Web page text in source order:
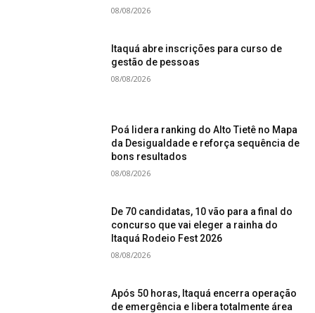
08/08/2026
Itaquá abre inscrições para curso de
gestão de pessoas
08/08/2026
Poá lidera ranking do Alto Tietê no Mapa
da Desigualdade e reforça sequência de
bons resultados
08/08/2026
De 70 candidatas, 10 vão para a final do
concurso que vai eleger a rainha do
Itaquá Rodeio Fest 2026
08/08/2026
Após 50 horas, Itaquá encerra operação
de emergência e libera totalmente área